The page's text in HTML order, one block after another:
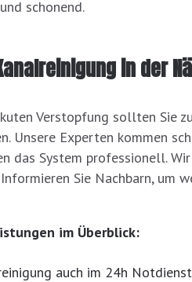
schonend.
in der
Verstopfung sollten Sie
Unsere Experten kommen
das System professionell.
Sie Nachbarn, um
im Überblick:
auch im 24h Notdienst